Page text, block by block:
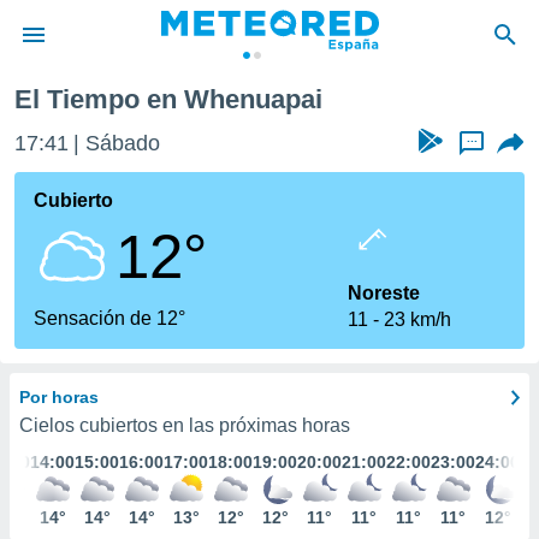
de
por
se
calidad.
a este
las
y
forma
digital
basada
El Tiempo en Whenuapai
17:42 Sábado ...
Cubierto
12°
Sensación de 12°
Noreste
11
23 km/h
Por horas
Cielos cubiertos en las próximas horas
14:00
14°
15:00
14°
16:00
14°
17:00
13°
18:00
12°
19:00
12°
20:00
11°
21:00
11°
22:00
11°
23:00
11°
24:00
12°